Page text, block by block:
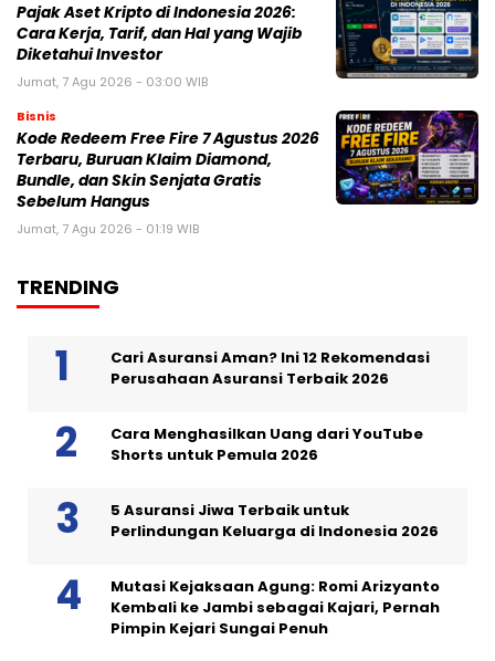
Pajak Aset Kripto di Indonesia 2026:
Cara Kerja, Tarif, dan Hal yang Wajib
Diketahui Investor
Jumat, 7 Agu 2026 - 03:00 WIB
Bisnis
Kode Redeem Free Fire 7 Agustus 2026
Terbaru, Buruan Klaim Diamond,
Bundle, dan Skin Senjata Gratis
Sebelum Hangus
Jumat, 7 Agu 2026 - 01:19 WIB
TRENDING
Cari Asuransi Aman? Ini 12 Rekomendasi
Perusahaan Asuransi Terbaik 2026
Cara Menghasilkan Uang dari YouTube
Shorts untuk Pemula 2026
5 Asuransi Jiwa Terbaik untuk
Perlindungan Keluarga di Indonesia 2026
Mutasi Kejaksaan Agung: Romi Arizyanto
Kembali ke Jambi sebagai Kajari, Pernah
Pimpin Kejari Sungai Penuh